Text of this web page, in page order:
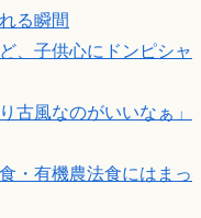
る瞬間
、子供心にドンピシャ
古風なのがいいなぁ」
・有機農法食にはまっ